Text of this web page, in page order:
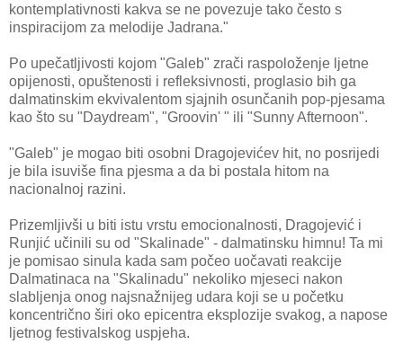
kontemplativnosti kakva se ne povezuje tako često s
inspiracijom za melodije Jadrana."
Po upečatljivosti kojom "Galeb" zrači raspoloženje ljetne
opijenosti, opuštenosti i refleksivnosti, proglasio bih ga
dalmatinskim ekvivalentom sjajnih osunčanih pop-pjesama
kao što su "Daydream", "Groovin' " ili "Sunny Afternoon".
"Galeb" je mogao biti osobni Dragojevićev hit, no posrijedi
je bila isuviše fina pjesma a da bi postala hitom na
nacionalnoj razini.
Prizemljivši u biti istu vrstu emocionalnosti, Dragojević i
Runjić učinili su od "Skalinade" - dalmatinsku himnu! Ta mi
je pomisao sinula kada sam počeo uočavati reakcije
Dalmatinaca na "Skalinadu" nekoliko mjeseci nakon
slabljenja onog najsnažnijeg udara koji se u početku
koncentrično širi oko epicentra eksplozije svakog, a napose
ljetnog festivalskog uspjeha.